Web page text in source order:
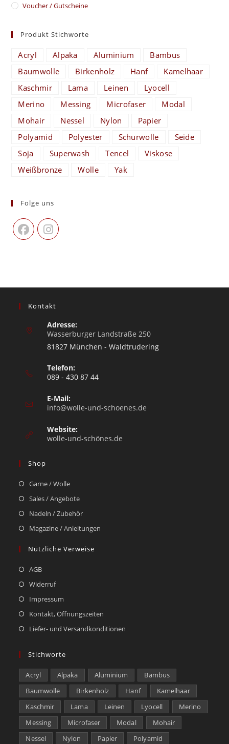
Voucher / Gutscheine
Produkt Stichworte
Acryl Alpaka Aluminium
Bambus
Baumwolle
Birkenholz Hanf
Kamelhaar
Kaschmir
Lama Leinen
Lyocell
Merino
Messing Microfaser
Modal
Mohair
Nessel Nylon
Papier
Polyamid
Polyester Schurwolle
Seide
Soja
Superwash Tencel
Viskose
Weißbronze
Wolle Yak
Folge uns
Kontakt
Adresse:
Wasserburger Landstraße 250
81827 München - Waldtrudering
Telefon:
089 - 430 87 44
E-Mail:
info@wolle-und-schoenes.de
Website:
wolle-und-schönes.de
Shop
Garne / Wolle
Sales / Angebote
Nadeln / Zubehör
Magazine / Anleitungen
Nützliche Verweise
AGB
Widerruf
Impressum
Kontakt, Öffnungszeiten
Liefer- und Versandkonditionen
Stichworte
Acryl Alpaka Aluminium
Bambus
Baumwolle
Birkenholz Hanf
Kamelhaar
Kaschmir
Lama Leinen Lyocell
Merino
Messing
Microfaser Modal
Mohair
Nessel
Nylon Papier Polyamid